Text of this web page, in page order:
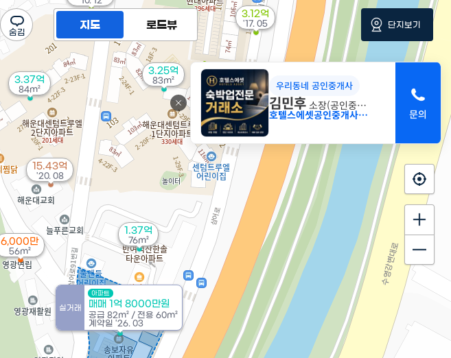
1.37억
76m²
3.37억
84m²
3.25억
83m²
실거래
아파트
매매 1억 8000만원
공급 82m² / 전용 60m²
계약일 '26. 03
15.43억
'20. 08
2.69억
0m²
6,000만
56m²
3.12억
'17. 05
우리동네 공인중개사
김민후 소장(공인중개사)
호텔스에셋공인중개사사무소
지도 로드뷰 단지보기